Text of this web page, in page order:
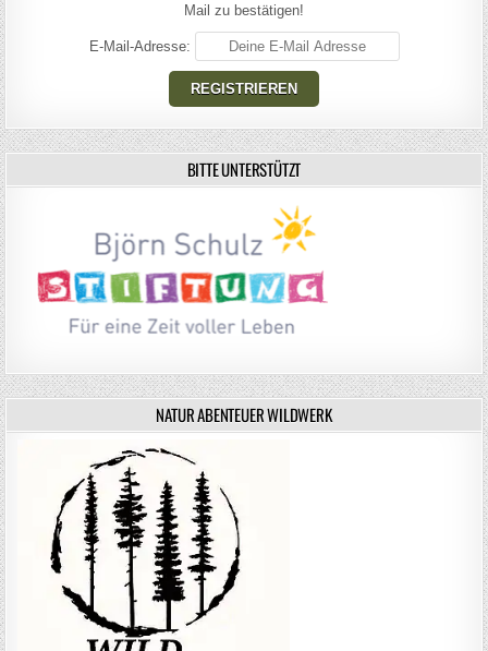
Mail zu bestätigen!
E-Mail-Adresse:
BITTE UNTERSTÜTZT
NATUR ABENTEUER WILDWERK